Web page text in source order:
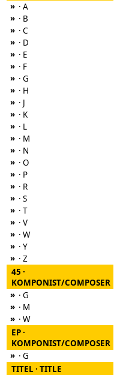
» · A
» · B
» · C
» · D
» · E
» · F
» · G
» · H
» · J
» · K
» · L
» · M
» · N
» · O
» · P
» · R
» · S
» · T
» · V
» · W
» · Y
» · Z
45 ·
KOMPONIST/COMPOSER
» · G
» · M
» · W
EP ·
KOMPONIST/COMPOSER
» · G
TITEL · TITLE